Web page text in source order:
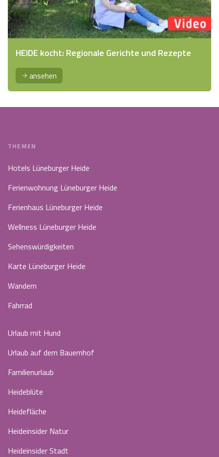
HEIDE kocht: Regionale Gerichte und Rezepte
ansehen
THEMEN
Hotels Lüneburger Heide
Ferienwohnung Lüneburger Heide
Ferienhaus Lüneburger Heide
Wellness Lüneburger Heide
Sehenswürdigkeiten
Karte Lüneburger Heide
Wandern
Fahrrad
Urlaub mit Hund
Urlaub auf dem Bauernhof
Familienurlaub
Heideblüte
Heidefläche
Heideinsider Natur
Heideinsider Stadt